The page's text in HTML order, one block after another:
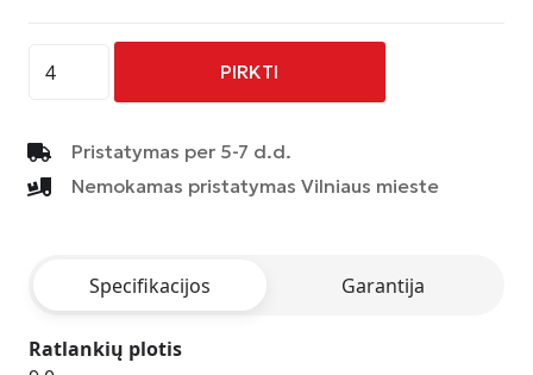
kiekis:
-
AC-
518
PIRKTI
Pristatymas per 5-7 d.d.
Nemokamas pristatymas Vilniaus mieste
Specifikacijos Garantija
Ratlankių plotis